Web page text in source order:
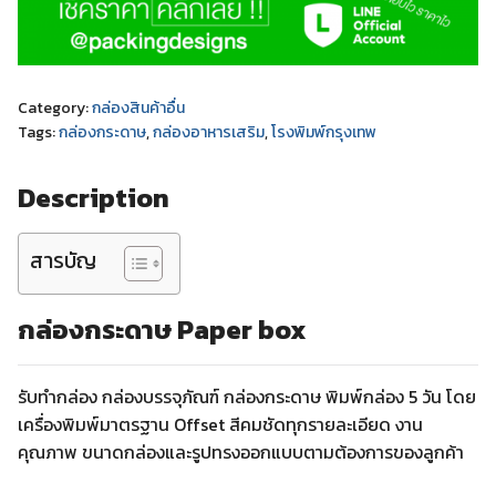
Category:กล่องสินค้าอื่น
Tags:กล่องกระดาษ,กล่องอาหารเสริม,โรงพิมพ์กรุงเทพ
Description
สารบัญ
กล่องกระดาษ Paper box
รับทำกล่อง กล่องบรรจุภัณฑ์ กล่องกระดาษ พิมพ์กล่อง 5 วัน โดย
เครื่องพิมพ์มาตรฐาน Offset สีคมชัดทุกรายละเอียด งาน
คุณภาพ ขนาดกล่องและรูปทรงออกแบบตามต้องการของลูกค้า